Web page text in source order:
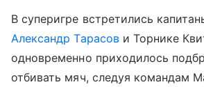
В суперигре встретились
Александр Тарасови Торнике
одновременно приходилось
отбивать мяч, следуя командам